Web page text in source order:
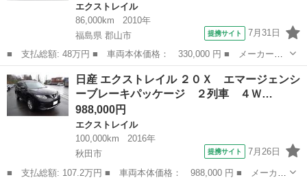
エクストレイル
86,000km
2010年
福島県 郡山市
提携サイト 7月31日
■ 支払総額: 48万円 ■ 車両本体価格： 330,000 円 ■ メーカー
名： 日産 ■ 車種名： エクストレイル ■ グレード名： ２０
Ｘ 検・２年付／４ＷＤ／後期／ナビ／Ｂカメラ／Ｂｌｕｅｔｏｏｔ
ｈ／ＴＶ／禁煙／切...
福島 郡山市 エクストレイル
日産 エクストレイル ２０Ｘ エマージェンシ
ーブレーキパッケージ ２列車 ４Ｗ…
988,000円
エクストレイル
100,000km
2016年
秋田市
提携サイト 7月26日
■ 支払総額: 107.2万円 ■ 車両本体価格： 988,000 円 ■ メーカー